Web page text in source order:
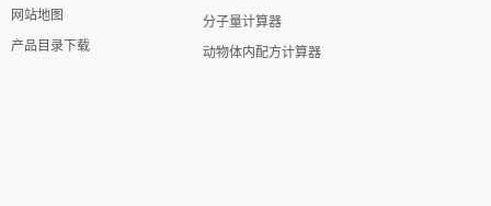
网站地图
产品目录下载
分子量计算器
动物体内配方计算器